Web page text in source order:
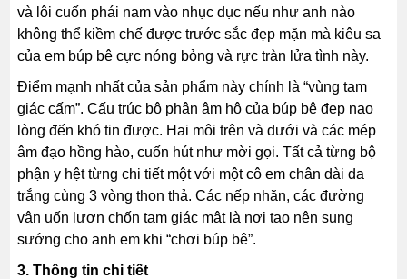
và lôi cuốn phái nam vào nhục dục nếu như anh nào
không thể kiềm chế được trước sắc đẹp mặn mà kiêu sa
của em búp bê cực nóng bỏng và rực tràn lửa tình này.
Điểm mạnh nhất của sản phẩm này chính là “vùng tam
giác cấm”. Cấu trúc bộ phận âm hộ của búp bê đẹp nao
lòng đến khó tin được. Hai môi trên và dưới và các mép
âm đạo hồng hào, cuốn hút như mời gọi. Tất cả từng bộ
phận y hệt từng chi tiết một với một cô em chân dài da
trắng cùng 3 vòng thon thả. Các nếp nhăn, các đường
vân uốn lượn chốn tam giác mật là nơi tạo nên sung
sướng cho anh em khi “chơi búp bê”.
3. Thông tin chi tiết